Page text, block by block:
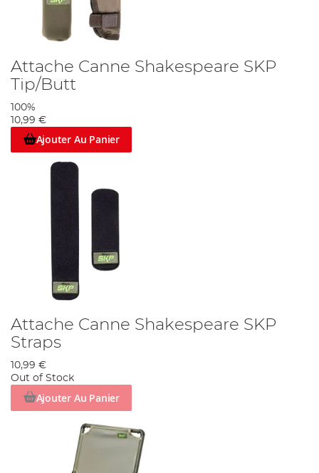
Attache Canne Shakespeare SKP
Tip/Butt
100%
10,99 €
Ajouter Au Panier
Attache Canne Shakespeare SKP
Straps
10,99 €
Out of Stock
Ajouter Au Panier